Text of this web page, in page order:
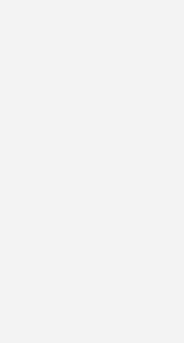
dem ERE
von uns
gebündelt und